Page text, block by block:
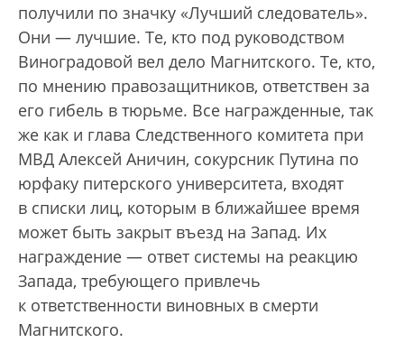
получили по значку «Лучший следователь».
Они — лучшие. Те, кто под руководством
Виноградовой вел дело Магнитского. Те, кто,
по мнению правозащитников, ответствен за
его гибель в тюрьме. Все награжденные, так
же как и глава Следственного комитета при
МВД Алексей Аничин, сокурсник Путина по
юрфаку питерского университета, входят
в списки лиц, которым в ближайшее время
может быть закрыт въезд на Запад. Их
награждение — ответ системы на реакцию
Запада, требующего привлечь
к ответственности виновных в смерти
Магнитского.